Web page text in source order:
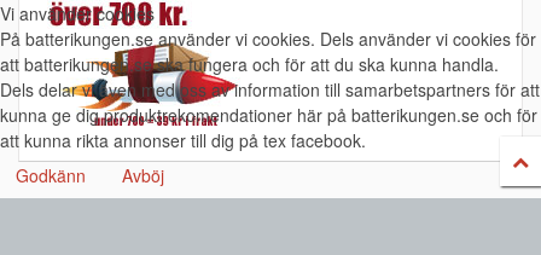
Vi använder cookies
På batterikungen.se använder vi cookies. Dels använder vi cookies för
att batterikungen.se ska fungera och för att du ska kunna handla.
Dels delar vi även med oss av information till samarbetspartners för att
kunna ge dig produktrekomendationer här på batterikungen.se och för
att kunna rikta annonser till dig på tex facebook.
Godkänn
Avböj